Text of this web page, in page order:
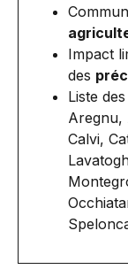
Impact
des
Liste
Aregnu,
Calvi,